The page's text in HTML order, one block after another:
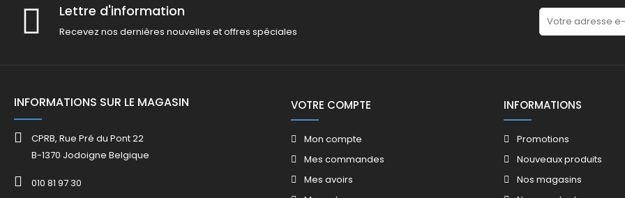
Lettre d'information
Recevez nos dernières nouvelles et offres spéciales
INFORMATIONS SUR LE MAGASIN
CPRB, Rue Pré du Pont 22
B-1370 Jodoigne Belgique
010 81 97 30
VOTRE COMPTE
Mon compte
Mes commandes
Mes avoirs​
INFORMATIONS
Promotions​
Nouveaux produits​
Nos magasins​